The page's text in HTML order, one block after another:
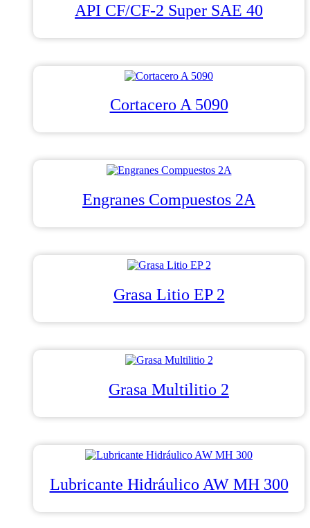
API CF/CF-2 Super SAE 40
Cortacero A 5090
Engranes Compuestos 2A
Grasa Litio EP 2
Grasa Multilitio 2
Lubricante Hidráulico AW MH 300